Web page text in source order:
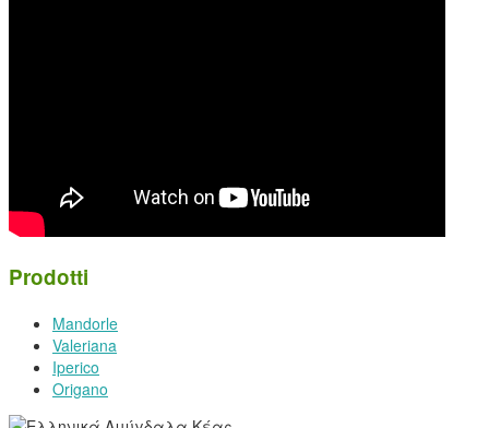
Prodotti
Mandorle
Valeriana
Iperico
Origano